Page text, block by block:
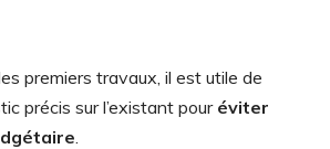
premiers travaux, il est utile de
précis sur l’existant pour éviter
.